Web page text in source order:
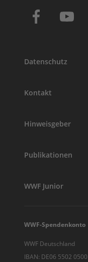
Datenschutz
Kontakt
Hinweisgeber
Publikationen
WWF Junior
WWF-Spendenkonto
WWF Deutschland
IBAN: DE06 5502